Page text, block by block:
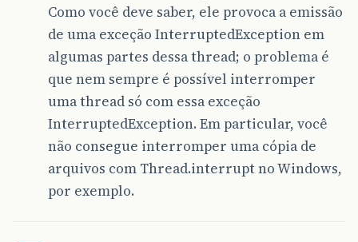
Como você deve saber, ele provoca a emissão
de uma exceção InterruptedException em
algumas partes dessa thread; o problema é
que nem sempre é possível interromper
uma thread só com essa exceção
InterruptedException. Em particular, você
não consegue interromper uma cópia de
arquivos com Thread.interrupt no Windows,
por exemplo.